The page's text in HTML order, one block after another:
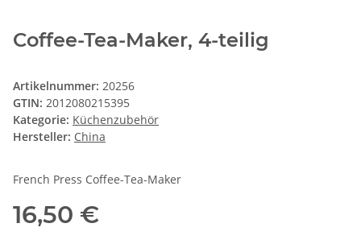
Coffee-Tea-Maker, 4-teilig
Artikelnummer: 20256
GTIN: 2012080215395
Kategorie: Küchenzubehör
Hersteller: China
French Press Coffee-Tea-Maker
16,50 €